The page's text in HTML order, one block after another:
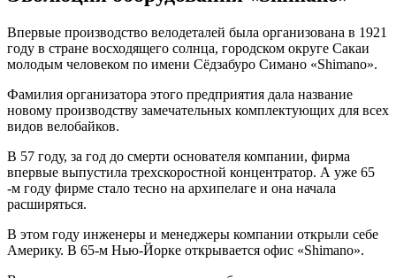
Впервые производство велодеталей была организована в 1921
году в стране восходящего солнца, городском округе Сакаи
молодым человеком по имени Сёдзабуро Симано «Shimano».
Фамилия организатора этого предприятия дала название
новому производству замечательных комплектующих для всех
видов велобайков.
В 57 году, за год до смерти основателя компании, фирма
впервые выпустила трехскоростной концентратор. А уже 65
-м году фирме стало тесно на архипелаге и она начала
расширяться.
В этом году инженеры и менеджеры компании открыли себе
Америку. В 65-м Нью-Йорке открывается офис «Shimano».